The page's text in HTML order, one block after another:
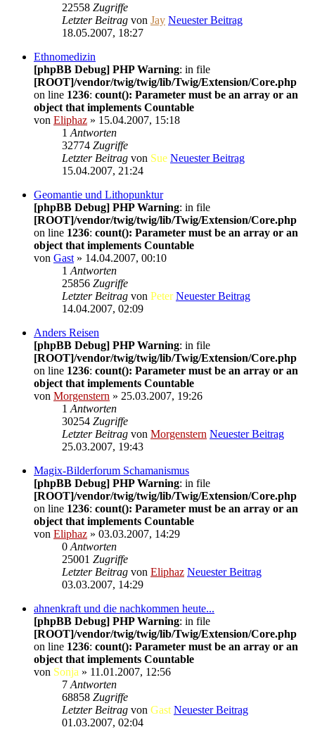
22558 Zugriffe
Letzter Beitrag von Jay Neuester Beitrag
18.05.2007, 18:27
Ethnomedizin
[phpBB Debug] PHP Warning: in file
[ROOT]/vendor/twig/twig/lib/Twig/Extension/Core.php
on line 1236: count(): Parameter must be an array or an
object that implements Countable
von Eliphaz » 15.04.2007, 15:18
1 Antworten
32774 Zugriffe
Letzter Beitrag von Sue Neuester Beitrag
15.04.2007, 21:24
Geomantie und Lithopunktur
[phpBB Debug] PHP Warning: in file
[ROOT]/vendor/twig/twig/lib/Twig/Extension/Core.php
on line 1236: count(): Parameter must be an array or an
object that implements Countable
von Gast » 14.04.2007, 00:10
1 Antworten
25856 Zugriffe
Letzter Beitrag von Peter Neuester Beitrag
14.04.2007, 02:09
Anders Reisen
[phpBB Debug] PHP Warning: in file
[ROOT]/vendor/twig/twig/lib/Twig/Extension/Core.php
on line 1236: count(): Parameter must be an array or an
object that implements Countable
von Morgenstern » 25.03.2007, 19:26
1 Antworten
30254 Zugriffe
Letzter Beitrag von Morgenstern Neuester Beitrag
25.03.2007, 19:43
Magix-Bilderforum Schamanismus
[phpBB Debug] PHP Warning: in file
[ROOT]/vendor/twig/twig/lib/Twig/Extension/Core.php
on line 1236: count(): Parameter must be an array or an
object that implements Countable
von Eliphaz » 03.03.2007, 14:29
0 Antworten
25001 Zugriffe
Letzter Beitrag von Eliphaz Neuester Beitrag
03.03.2007, 14:29
ahnenkraft und die nachkommen heute...
[phpBB Debug] PHP Warning: in file
[ROOT]/vendor/twig/twig/lib/Twig/Extension/Core.php
on line 1236: count(): Parameter must be an array or an
object that implements Countable
von Sonja » 11.01.2007, 12:56
7 Antworten
68858 Zugriffe
Letzter Beitrag von Gast Neuester Beitrag
01.03.2007, 02:04